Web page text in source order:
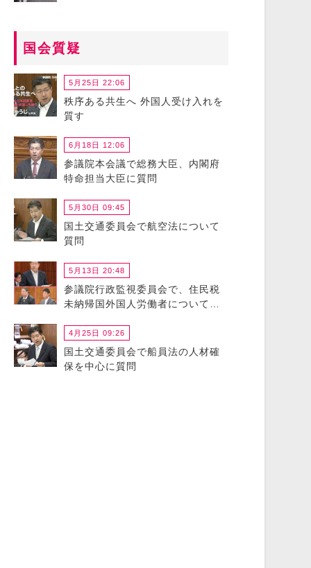
国会質疑
5月25日 22:06
秩序ある共生へ 外国人受け入れを
質す
6月18日 12:06
参議院本会議で総務大臣、内閣府
特命担当大臣に質問
5月30日 09:45
国土交通委員会で航空法について
質問
5月13日 20:48
参議院行政監視委員会で、住民税
未納帰国外国人労働者について政
4月25日 09:26
国土交通委員会で船員法の人材確
保を中心に質問